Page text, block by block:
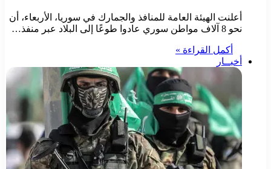
أعلنت الهيئة العامة للمنافذ والجمارك في سوريا، الأربعاء، أن
نحو 8 آلاف مواطن سوري عادوا طوعًا إلى البلاد عبر منفذ…
أكمل القراءة »
أخبــار